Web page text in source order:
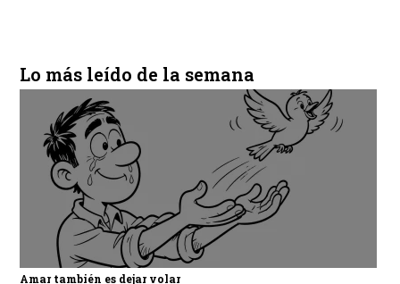
Lo más leído de la semana
Amar también es dejar volar